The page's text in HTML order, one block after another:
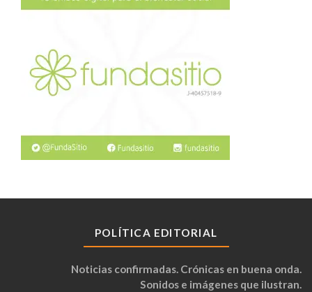
POLÍTICA EDITORIAL
Noticias confirmadas. Crónicas en buena onda.
Sonidos e imágenes que ilustran.